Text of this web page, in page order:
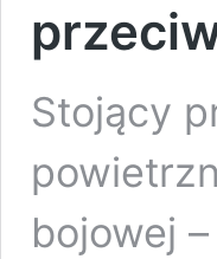
Stojący
bojowej